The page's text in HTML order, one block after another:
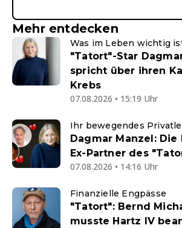
Mehr entdecken
Was im Leben wichtig
"Tatort"-Star
spricht über ihren
Krebs
07.08.2026 • 15:19 Uhr
Ihr bewegendes
Dagmar Manzel:
Ex-Partner des
07.08.2026 • 14:16 Uhr
Finanzielle Engpässe
"Tatort": Bernd
musste Hartz IV